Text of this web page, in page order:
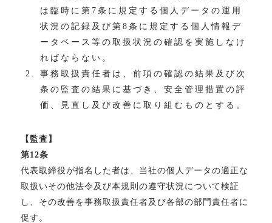
は臨時に第7条に規定する個人データの運用
状況の記録及び第8条に規定する個人情報デ
ータベース等の取扱状況の確認を実施しなけ
ればならない。
事務取扱責任者は、前項の確認の結果及び次
条の監査の結果に基づき、安全管理措置の評
価、見直し及び改善に取り組むものとする。
【監査】
第12条
代表取締役が指名した者は、当社の個人データの適正な
取扱いその他法令及び本規則の遵守状況について検証
し、その改善を事務取扱責任者及び各部の部門責任者に
促す。